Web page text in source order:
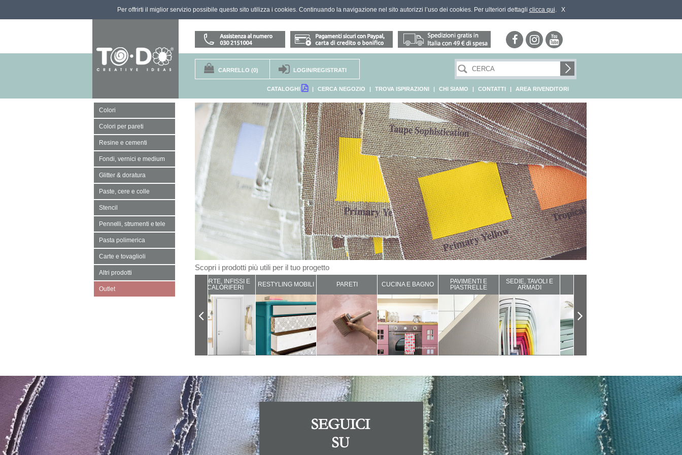
Per offrirti il miglior servizio possibile questo sito utilizza i cookies. Continuando la navigazione nel sito autorizzi l’uso dei cookies. Per ulteriori dettagli clicca qui. X
CARRELLO (0) LOGIN/REGISTRATI
CATALOGHI | CERCA NEGOZIO | TROVA ISPIRAZIONI | CHI SIAMO | CONTATTI | AREA RIVENDITORI
Colori
Colori per pareti
Resine e cementi
Fondi, vernici e medium
Glitter & doratura
Paste, cere e colle
Stencil
Pennelli, strumenti e tele
Pasta polimerica
Carte e tovaglioli
Altri prodotti
Outlet
Scopri i prodotti più utili per il tuo progetto
PORTE, INFISSI E
CALORIFERI
RESTYLING MOBILI PARETI CUCINA E BAGNO
PAVIMENTI E
PIASTRELLE
SEDIE, TAVOLI E
ARMADI